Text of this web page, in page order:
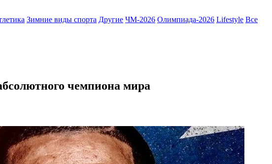
Зимние виды спорта Другие ЧМ-2026 Олимпиада-2026 Lifestyle Все
чемпиона мира